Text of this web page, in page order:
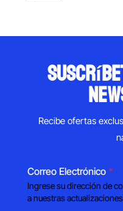
Recibe ofertas
Correo Electrónico *
Ingrese su dirección de
a nuestras